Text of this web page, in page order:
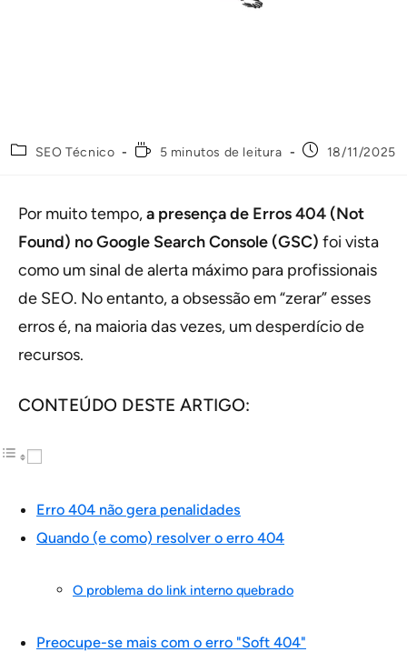
SEO Técnico 5 minutos de leitura 18/11/2025
Por muito tempo,a presença de Erros 404 (Not
Found) no Google Search Console (GSC) foi vista
como um sinal de alerta máximo para profissionais
de SEO. No entanto, a obsessão em “zerar” esses
erros é, na maioria das vezes, um desperdício de
recursos.
CONTEÚDO DESTE ARTIGO:
Erro 404 não gera penalidades
Quando (e como) resolver o erro 404
O problema do link interno quebrado
Preocupe-se mais com o erro "Soft 404"